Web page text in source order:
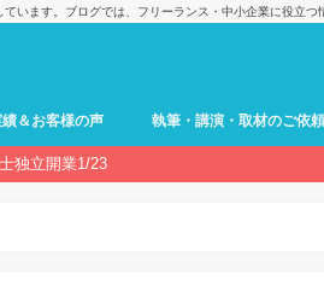
います。ブログでは、フリーランス・中小企業に役立つ
績＆お客様の声 執筆・講演・取材のご依頼
独立開業1/23